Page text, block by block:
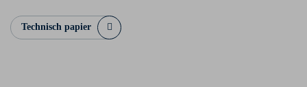
Technisch papier